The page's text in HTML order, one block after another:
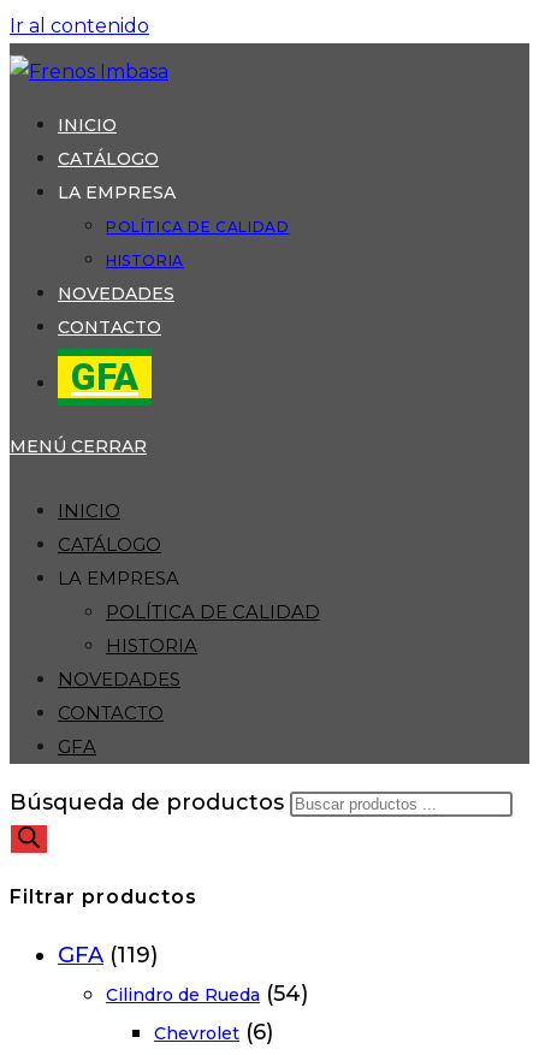
Ir al contenido
INICIO
CATÁLOGO
LA EMPRESA
POLÍTICA DE CALIDAD
HISTORIA
NOVEDADES
CONTACTO
GFA
MENÚ CERRAR
INICIO
CATÁLOGO
LA EMPRESA
POLÍTICA DE CALIDAD
HISTORIA
NOVEDADES
CONTACTO
GFA
Búsqueda de productos
Filtrar productos
GFA (119)
Cilindro de Rueda (54)
Chevrolet (6)